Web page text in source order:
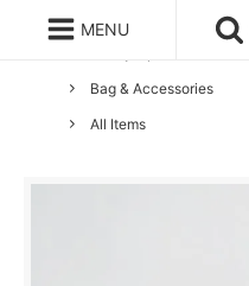
MENU
Bag & Accessories
All Items